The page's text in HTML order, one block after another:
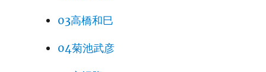
03高橋和巳
04菊池武彦